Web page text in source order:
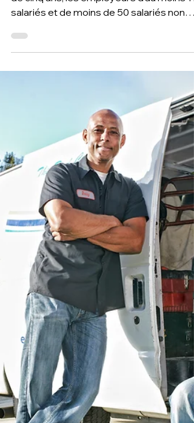
18 déc. 2024 2 min de lecture
Partage de la valeur : Obligation de
négocier au 1er janvier 2025
À titre expérimental et pendant une durée
salariés et de moins de 50 salariés non